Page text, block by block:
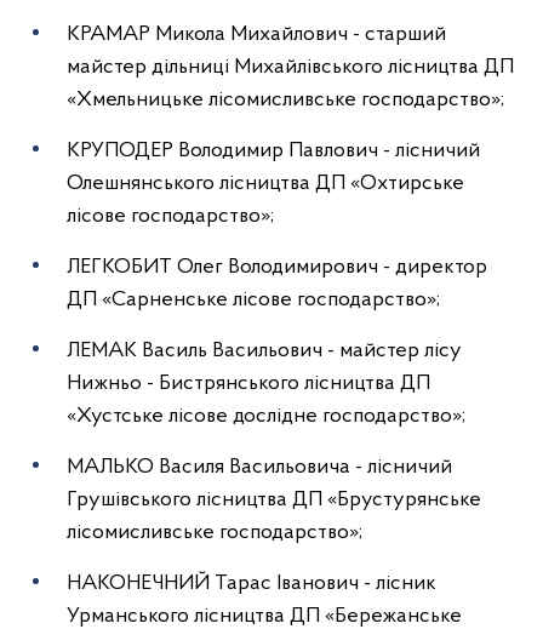
КРАМАР Микола Михайлович - старший
майстер дільниці Михайлівського лісництва ДП
«Хмельницьке лісомисливське господарство»;
КРУПОДЕР Володимир Павлович - лісничий
Олешнянського лісництва ДП «Охтирське
лісове господарство»;
ЛЕГКОБИТ Олег Володимирович - директор
ДП «Сарненське лісове господарство»;
ЛЕМАК Василь Васильович - майстер лісу
Нижньо - Бистрянського лісництва ДП
«Хустське лісове дослідне господарство»;
МАЛЬКО Василя Васильовича - лісничий
Грушівського лісництва ДП «Брустурянське
лісомисливське господарство»;
НАКОНЕЧНИЙ Тарас Іванович - лісник
Урманського лісництва ДП «Бережанське